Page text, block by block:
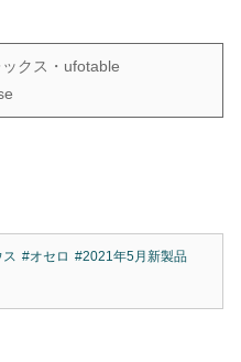
クス・ufotable
ス #オセロ #2021年5月新製品